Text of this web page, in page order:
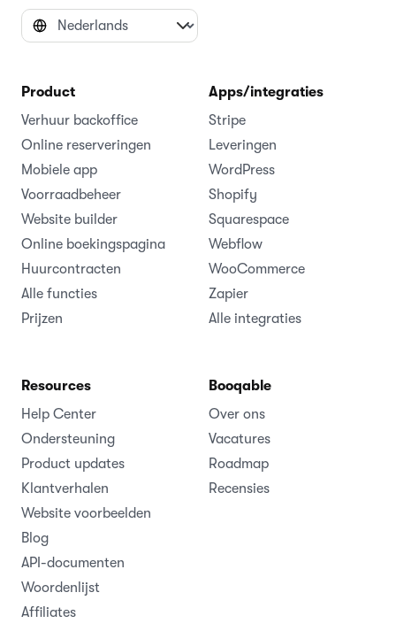
Product
Verhuur backoffice
Online reserveringen
Mobiele app
Voorraadbeheer
Website builder
Online boekingspagina
Huurcontracten
Alle functies
Prijzen
Apps/integraties
Stripe
Leveringen
WordPress
Shopify
Squarespace
Webflow
WooCommerce
Zapier
Alle integraties
Resources
Help Center
Ondersteuning
Product updates
Klantverhalen
Website voorbeelden
Blog
API-documenten
Woordenlijst
Affiliates
Booqable
Over ons
Vacatures
Roadmap
Recensies